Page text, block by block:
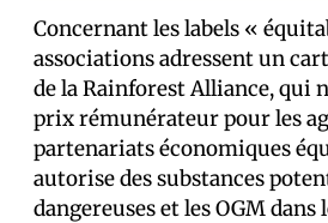
Concernant les labels «
associations adressent un
de la Rainforest Alliance, qui
prix rémunérateur pour les
partenariats économiques
autorise des substances
dangereuses et les OGM